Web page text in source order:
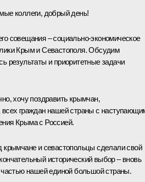
коллеги, добрый день!
совещания – социально-экономическое
Крым и Севастополя. Обсудим
результаты и приоритетные задачи
хочу поздравить крымчан,
всех граждан нашей страны с
Крыма с Россией.
крымчане и севастопольцы сделали свой
исторический выбор – вновь
частью нашей единой большой страны.